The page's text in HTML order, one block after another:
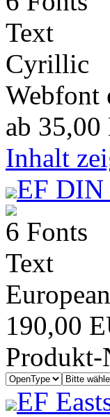
Text
Cyrillic
Webfont
ab 35,00
Inhalt
EF
6 Fonts
Text
190,00
Produkt-
EF